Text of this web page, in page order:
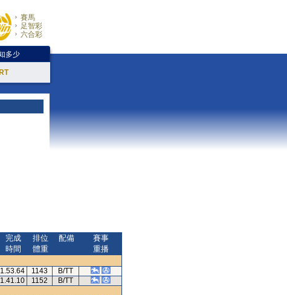
賽馬
足智彩
六合彩
多少
完成
時間
排位
體重
配備
賽事
重播
1.53.64 1143
B/TT
1.41.10 1152
B/TT